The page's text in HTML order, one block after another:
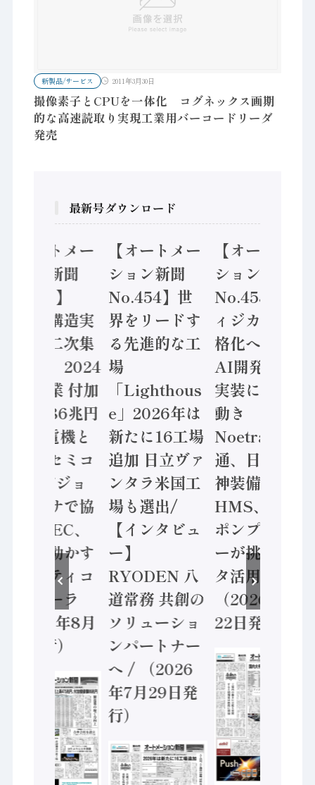
新製品/サービス 2011年3月30日
撮像素子とCPUを一体化 コグネックス画期
的な高速読取り実現工業用バーコードリーダ
発売
最新号ダウンロード
【オートメー
ション新聞
No.455】
「経済構造実
態調査二次集
計結果」2024
年製造業 付加
価値額86兆円
/ 三菱電機と
ソニーセミコ
ン AIビジョ
ンセンサで協
業 / IDEC、
安全に動かす
セーフティコ
ントローラ
（2026年8月
5日発行）
【オートメー
ション新聞
No.454】世
界をリードす
る先進的な工
場
「Lighthous
e」2026年は
新たに16工場
追加 日立ヴァ
ンタラ米国工
場も選出/
【インタビュ
ー】
RYODEN 八
道常務 共創の
ソリューショ
ンパートナー
へ / （2026
年7月29日発
行）
【オートメー
ション新聞
No.453】フ
ィジカルAI本
格化へ 国産
AI開発や社会
実装に活発な
動き
Noetra、富士
通、日立 / 兵
神装備 ×
HMS、老舗
ポンプメーカ
ーが挑むデー
タ活用 など
（2026年7月
22日発行）